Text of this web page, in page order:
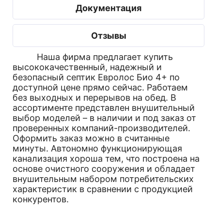
Документация
Отзывы
Наша фирма предлагает купить
высококачественный, надежный и
безопасный септик Евролос Био 4+ по
доступной цене прямо сейчас. Работаем
без выходных и перерывов на обед. В
ассортименте представлен внушительный
выбор моделей – в наличии и под заказ от
проверенных компаний-производителей.
Оформить заказ можно в считанные
минуты. Автономно функционирующая
канализация хороша тем, что построена на
основе очистного сооружения и обладает
внушительным набором потребительских
характеристик в сравнении с продукцией
конкурентов.